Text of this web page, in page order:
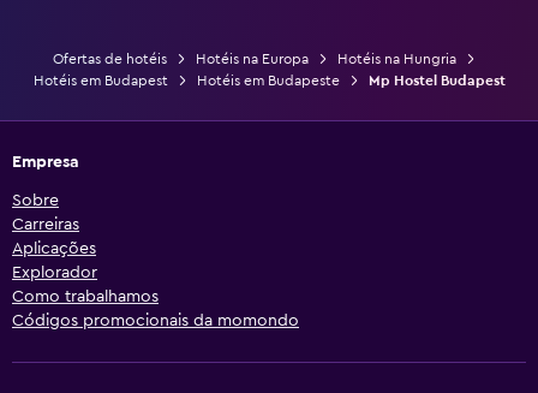
Ofertas de hotéis Hotéis na Europa
Hotéis na Hungria
Hotéis em Budapest
Hotéis em Budapeste Mp Hostel Budapest
Empresa
Sobre
Carreiras
Aplicações
Explorador
Como trabalhamos
Códigos promocionais da momondo